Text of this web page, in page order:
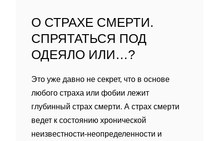
О СТРАХЕ СМЕРТИ.
СПРЯТАТЬСЯ ПОД
ОДЕЯЛО ИЛИ…?
Это уже давно не секрет, что в основе
любого страха или фобии лежит
глубинный страх смерти. А страх смерти
ведет к состоянию хронической
неизвестности-неопределенности и